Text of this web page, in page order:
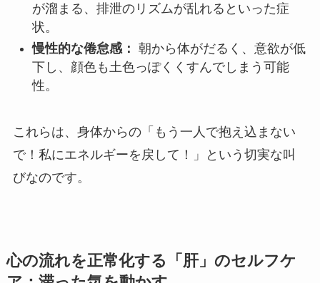
が溜まる、排泄のリズムが乱れるといった症
状。
慢性的な倦怠感： 朝から体がだるく、意欲が低
下し、顔色も土色っぽくくすんでしまう可能
性。
これらは、身体からの「もう一人で抱え込まない
で！私にエネルギーを戻して！」という切実な叫
びなのです。
心の流れを正常化する「肝」のセルフケ